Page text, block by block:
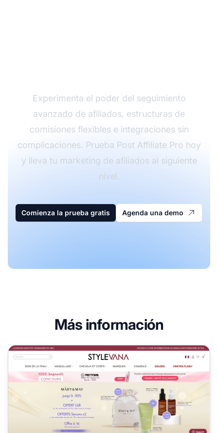
Experimenta el poder del seguimiento
avanzado de afiliados, estructuras de
comisiones flexibles e integraciones sin
complicaciones. Prueba Post Affiliate Pro hoy
y lleva tu marketing de afiliados al siguiente
nivel.
Comienza la prueba gratis Agenda una demo
Más información
Programa de Afiliados de STYLEVANA